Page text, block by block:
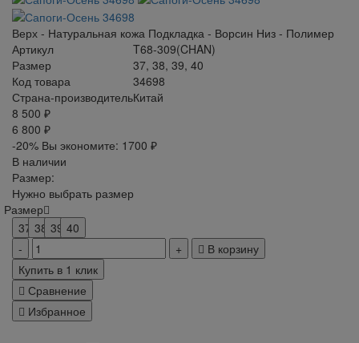
Верх - Натуральная кожа Подкладка - Ворсин Низ - Полимер
Артикул
T68-309(CHAN)
Размер
37, 38, 39, 40
Код товара
34698
Страна-производительКитай
8 500 ₽
6 800 ₽
-20% Вы экономите: 1700 ₽
В наличии
Размер:
Нужно выбрать размер
Размер
37 38 39 40
В корзину
Купить в 1 клик
Сравнение
Избранное